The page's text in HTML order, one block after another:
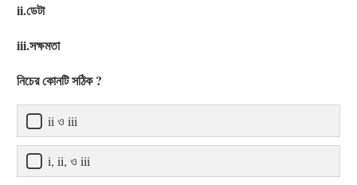
ii.ডেটা
iii.সক্ষমতা
নিচের কোনটি সঠিক ?
ii ও iii
i, ii, ও iii